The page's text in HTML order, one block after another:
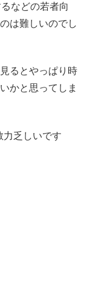
などの若者向
は難しいのでし
るとやっぱり時
かと思ってしま
力乏しいです